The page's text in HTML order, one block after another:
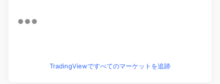
TradingViewですべてのマーケットを追跡